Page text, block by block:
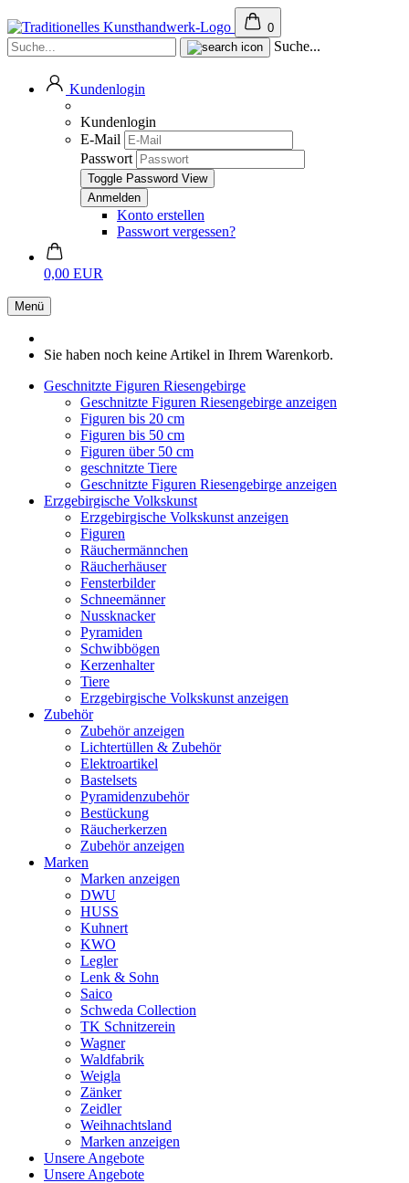
0
Suche...
Kundenlogin
Kundenlogin
E-Mail
Passwort
Toggle Password View
Konto erstellen
Passwort vergessen?
0,00 EUR
Menü
Sie haben noch keine Artikel in Ihrem Warenkorb.
Geschnitzte Figuren Riesengebirge
Geschnitzte Figuren Riesengebirge anzeigen
Figuren bis 20 cm
Figuren bis 50 cm
Figuren über 50 cm
geschnitzte Tiere
Geschnitzte Figuren Riesengebirge anzeigen
Erzgebirgische Volkskunst
Erzgebirgische Volkskunst anzeigen
Figuren
Räuchermännchen
Räucherhäuser
Fensterbilder
Schneemänner
Nussknacker
Pyramiden
Schwibbögen
Kerzenhalter
Tiere
Erzgebirgische Volkskunst anzeigen
Zubehör
Zubehör anzeigen
Lichtertüllen & Zubehör
Elektroartikel
Bastelsets
Pyramidenzubehör
Bestückung
Räucherkerzen
Zubehör anzeigen
Marken
Marken anzeigen
DWU
HUSS
Kuhnert
KWO
Legler
Lenk & Sohn
Saico
Schweda Collection
TK Schnitzerein
Wagner
Waldfabrik
Weigla
Zänker
Zeidler
Weihnachtsland
Marken anzeigen
Unsere Angebote
Unsere Angebote